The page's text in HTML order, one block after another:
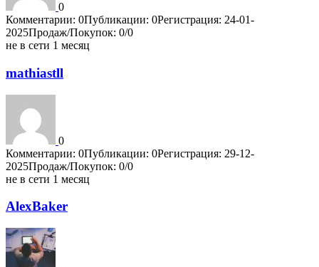
0
Комментарии: 0Публикации: 0Регистрация: 24-01-
2025Продаж/Покупок: 0/0
не в сети 1 месяц
mathiastll
0
Комментарии: 0Публикации: 0Регистрация: 29-12-
2025Продаж/Покупок: 0/0
не в сети 1 месяц
AlexBaker